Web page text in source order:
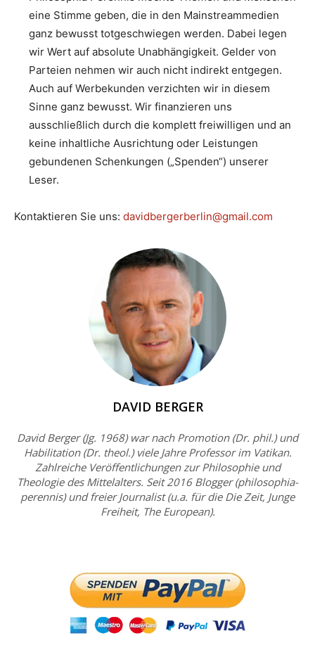
eine Stimme geben, die in den Mainstreammedien
ganz bewusst totgeschwiegen werden. Dabei legen
wir Wert auf absolute Unabhängigkeit. Gelder von
Parteien nehmen wir auch nicht indirekt entgegen.
Auch auf Werbekunden verzichten wir in diesem
Sinne ganz bewusst. Wir finanzieren uns
ausschließlich durch die komplett freiwilligen und an
keine inhaltliche Ausrichtung oder Leistungen
gebundenen Schenkungen („Spenden“) unserer
Leser.
Kontaktieren Sie uns: davidbergerberlin@gmail.com
DAVID BERGER
David Berger (Jg. 1968) war nach Promotion (Dr. phil.) und
Habilitation (Dr. theol.) viele Jahre Professor im Vatikan.
Zahlreiche Veröffentlichungen zur Philosophie und
Theologie des Mittelalters. Seit 2016 Blogger (philosophia-
perennis) und freier Journalist (u.a. für die Die Zeit, Junge
Freiheit, The European).